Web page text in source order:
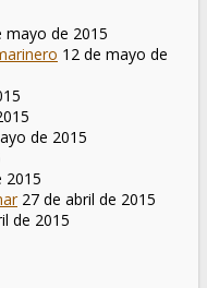
mayo de 2015
12 de mayo de
de 2015
2015
27 de abril de 2015
de 2015